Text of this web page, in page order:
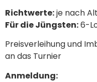
Richtwerte:je nach
Für die Jüngsten:6-
Preisverleihung und
an das Turnier
Anmeldung: